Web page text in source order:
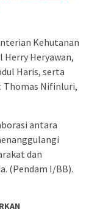
Kehutanan
Herry Heryawan,
Haris, serta
Thomas Nifinluri,
antara
dan
(Pendam I/BB).